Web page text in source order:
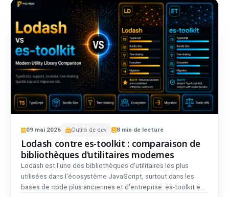
nouveaux projets : Moment.js peut rester dans le code
hérité, mais date-fns est souvent un meilleur choix pour le
nouveau développement.
09 mai 2026 Outils de dev 8 min de lecture
Lodash contre es-toolkit : comparaison de
bibliothèques d'utilitaires modernes
Lodash est l'une des bibliothèques d'utilitaires les plus
utilisées dans l'écosystème JavaScript, surtout dans les
bases de code plus anciennes et d'entreprise. es-toolkit est